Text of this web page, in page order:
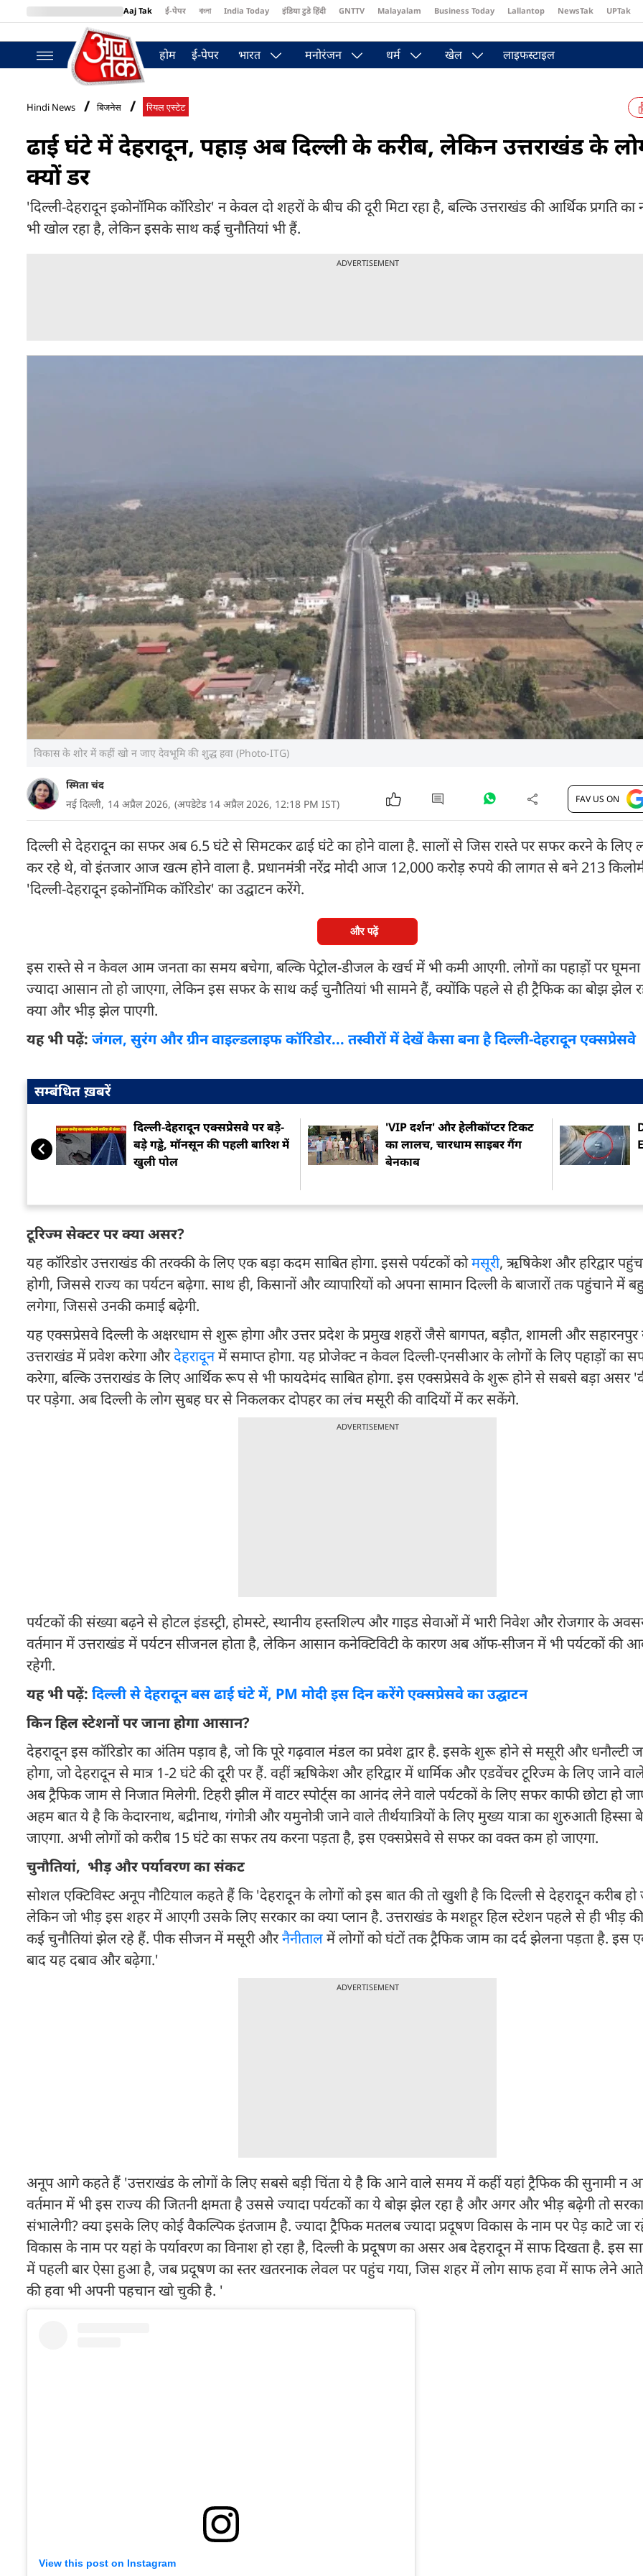
Aaj Tak ई-पेपर বাংলা India Today इंडिया टुडे हिंदी GNTTV Malayalam Business Today Lallantop NewsTak UPTak
BT Bazaar
होम ई-पेपर भारत मनोरंजन धर्म खेल लाइफस्टाइल
Hindi News बिजनेस रियल एस्टेट
ढाई घंटे में देहरादून, पहाड़ अब दिल्ली के करीब, लेकिन उत्तराखंड के
क्यों डर
'दिल्ली-देहरादून इकोनॉमिक कॉरिडोर' न केवल दो शहरों के बीच की दूरी मिटा रहा है, बल्कि उत्तराखंड की आर्थिक प्रगति का
भी खोल रहा है, लेकिन इसके साथ कई चुनौतियां भी हैं.
ADVERTISEMENT
विकास के शोर में कहीं खो न जाए देवभूमि की शुद्ध हवा (Photo-ITG)
स्मिता चंद
नई दिल्ली, 14 अप्रैल 2026, (अपडेटेड 14 अप्रैल 2026, 12:18 PM IST) FAV US ON
दिल्ली से देहरादून का सफर अब 6.5 घंटे से सिमटकर ढाई घंटे का होने वाला है. सालों से जिस रास्ते पर सफर करने के लिए
कर रहे थे, वो इंतजार आज खत्म होने वाला है. प्रधानमंत्री नरेंद्र मोदी आज 12,000 करोड़ रुपये की लागत से बने 213
'दिल्ली-देहरादून इकोनॉमिक कॉरिडोर' का उद्घाटन करेंगे.
और पढ़ें
इस रास्ते से न केवल आम जनता का समय बचेगा, बल्कि पेट्रोल-डीजल के खर्च में भी कमी आएगी. लोगों का पहाड़ों पर
ज्यादा आसान तो हो जाएगा, लेकिन इस सफर के साथ कई चुनौतियां भी सामने हैं, क्योंकि पहले से ही ट्रैफिक का बोझ झेल
क्या और भीड़ झेल पाएगी.
यह भी पढ़ें: जंगल, सुरंग और ग्रीन वाइल्डलाइफ कॉरिडोर... तस्वीरों में देखें कैसा बना है दिल्ली-देहरादून एक्सप्रेसवे
सम्बंधित ख़बरें
दिल्ली-देहरादून एक्सप्रेसवे पर बड़े-
बड़े गड्ढे, मॉनसून की पहली बारिश में
खुली पोल
'VIP दर्शन' और हेलीकॉप्टर टिकट
का लालच, चारधाम साइबर गैंग
बेनकाब
टूरिज्म सेक्टर पर क्या असर?
यह कॉरिडोर उत्तराखंड की तरक्की के लिए एक बड़ा कदम साबित होगा. इससे पर्यटकों कोमसूरी, ऋषिकेश और हरिद्वार
होगी, जिससे राज्य का पर्यटन बढ़ेगा. साथ ही, किसानों और व्यापारियों को अपना सामान दिल्ली के बाजारों तक पहुंचाने
लगेगा, जिससे उनकी कमाई बढ़ेगी.
यह एक्सप्रेसवे दिल्ली के अक्षरधाम से शुरू होगा और उत्तर प्रदेश के प्रमुख शहरों जैसे बागपत, बड़ौत, शामली और
उत्तराखंड में प्रवेश करेगा औरदेहरादूनमें समाप्त होगा. यह प्रोजेक्ट न केवल दिल्ली-एनसीआर के लोगों के लिए पहाड़ों का
करेगा, बल्कि उत्तराखंड के लिए आर्थिक रूप से भी फायदेमंद साबित होगा. इस एक्सप्रेसवे के शुरू होने से सबसे बड़ा असर
पर पड़ेगा. अब दिल्ली के लोग सुबह घर से निकलकर दोपहर का लंच मसूरी की वादियों में कर सकेंगे.
ADVERTISEMENT
पर्यटकों की संख्या बढ़ने से होटल इंडस्ट्री, होमस्टे, स्थानीय हस्तशिल्प और गाइड सेवाओं में भारी निवेश और रोजगार के
वर्तमान में उत्तराखंड में पर्यटन सीजनल होता है, लेकिन आसान कनेक्टिविटी के कारण अब ऑफ-सीजन में भी पर्यटकों की
रहेगी.
यह भी पढ़ें: दिल्ली से देहरादून बस ढाई घंटे में, PM मोदी इस दिन करेंगे एक्सप्रेसवे का उद्घाटन
किन हिल स्टेशनों पर जाना होगा आसान?
देहरादून इस कॉरिडोर का अंतिम पड़ाव है, जो कि पूरे गढ़वाल मंडल का प्रवेश द्वार है. इसके शुरू होने से मसूरी और धनौल्टी
होगा, जो देहरादून से मात्र 1-2 घंटे की दूरी पर हैं. वहीं ऋषिकेश और हरिद्वार में धार्मिक और एडवेंचर टूरिज्म के लिए जाने
अब ट्रैफिक जाम से निजात मिलेगी. टिहरी झील में वाटर स्पोर्ट्स का आनंद लेने वाले पर्यटकों के लिए सफर काफी छोटा हो
अहम बात ये है कि केदारनाथ, बद्रीनाथ, गंगोत्री और यमुनोत्री जाने वाले तीर्थयात्रियों के लिए मुख्य यात्रा का शुरुआती
जाएगा. अभी लोगों को करीब 15 घंटे का सफर तय करना पड़ता है, इस एक्सप्रेसवे से सफर का वक्त कम हो जाएगा.
चुनौतियां, भीड़ और पर्यावरण का संकट
सोशल एक्टिविस्ट अनूप नौटियाल कहते हैं कि 'देहरादून के लोगों को इस बात की तो खुशी है कि दिल्ली से देहरादून करीब हो
लेकिन जो भीड़ इस शहर में आएगी उसके लिए सरकार का क्या प्लान है. उत्तराखंड के मशहूर हिल स्टेशन पहले से ही भीड़
कई चुनौतियां झेल रहे हैं. पीक सीजन में मसूरी औरनैनीतालमें लोगों को घंटों तक ट्रैफिक जाम का दर्द झेलना पड़ता है. इस
बाद यह दबाव और बढ़ेगा.'
ADVERTISEMENT
अनूप आगे कहते हैं 'उत्तराखंड के लोगों के लिए सबसे बड़ी चिंता ये है कि आने वाले समय में कहीं यहां ट्रैफिक की सुनामी न
वर्तमान में भी इस राज्य की जितनी क्षमता है उससे ज्यादा पर्यटकों का ये बोझ झेल रहा है और अगर और भीड़ बढ़ेगी तो
संभालेगी? क्या इसके लिए कोई वैकल्पिक इंतजाम है. ज्यादा ट्रैफिक मतलब ज्यादा प्रदूषण विकास के नाम पर पेड़ काटे जा
विकास के नाम पर यहां के पर्यावरण का विनाश हो रहा है, दिल्ली के प्रदूषण का असर अब देहरादून में साफ दिखता है. इस
में पहली बार ऐसा हुआ है, जब प्रदूषण का स्तर खतरनाक लेवल पर पहुंच गया, जिस शहर में लोग साफ हवा में साफ लेने
की हवा भी अपनी पहचान खो चुकी है. '
View this post on Instagram